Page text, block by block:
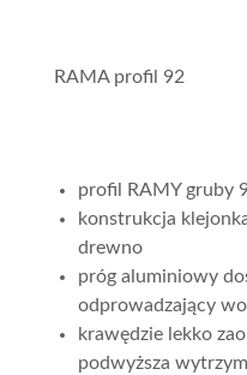
RAMA profil 92
profil RAMY gruby
konstrukcja
drewno
próg aluminiowy
odprowadzający
krawędzie lekko
podwyższa